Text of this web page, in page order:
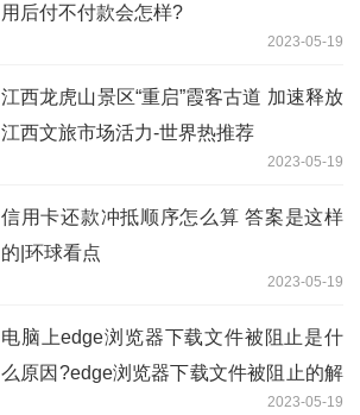
用后付不付款会怎样?
2023-05-19
江西龙虎山景区“重启”霞客古道 加速释放
江西文旅市场活力-世界热推荐
2023-05-19
信用卡还款冲抵顺序怎么算 答案是这样
的|环球看点
2023-05-19
电脑上edge浏览器下载文件被阻止是什
么原因?edge浏览器下载文件被阻止的解
2023-05-19